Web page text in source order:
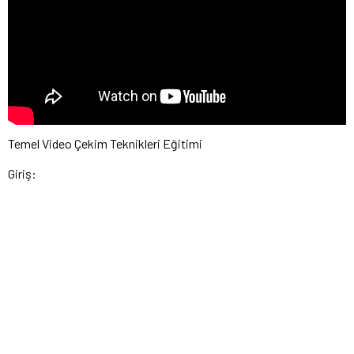
Temel Video Çekim Teknikleri Eğitimi
Giriş: